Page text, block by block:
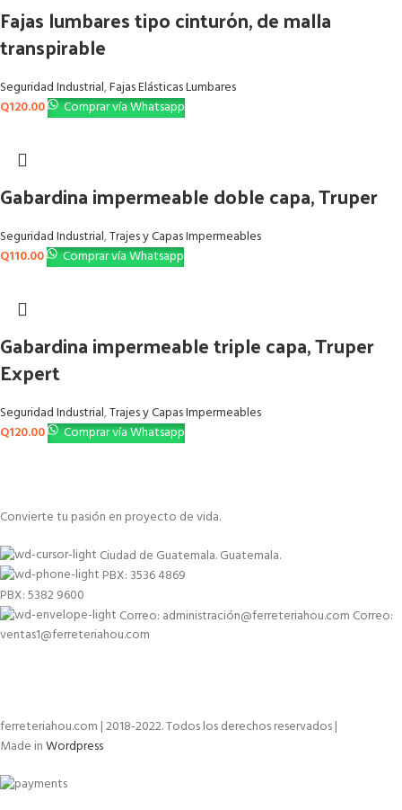
Fajas lumbares tipo cinturón, de malla
transpirable
Seguridad Industrial,Fajas Elásticas Lumbares
Q120.00 Comprar vía Whatsapp
Gabardina impermeable doble capa, Truper
Seguridad Industrial,Trajes y Capas Impermeables
Q110.00 Comprar vía Whatsapp
Gabardina impermeable triple capa, Truper
Expert
Seguridad Industrial,Trajes y Capas Impermeables
Q120.00 Comprar vía Whatsapp
Convierte tu pasión en proyecto de vida.
Ciudad de Guatemala. Guatemala.
PBX: 3536 4869
PBX: 5382 9600
Correo: administración@ferreteriahou.com Correo:
ventas1@ferreteriahou.com
ferreteriahou.com | 2018-2022. Todos los derechos reservados |
Made inWordpress